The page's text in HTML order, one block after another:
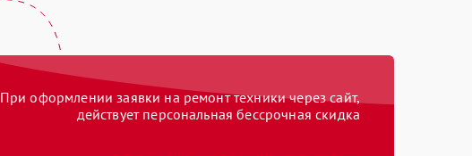
При оформлении заявки на ремонт техники через сайт,
действует персональная бессрочная скидка